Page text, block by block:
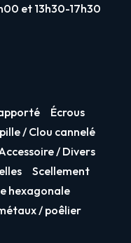
et 13h30-17h30
Écrous
/ Clou cannelé
/ Divers
Scellement
hexagonale
/ poêlier